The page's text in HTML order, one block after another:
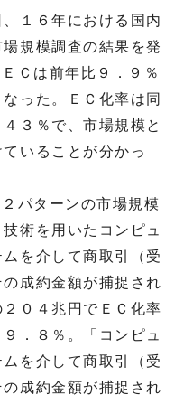
１６年における国内
規模調査の結果を発
Ｃは前年比９．９％
った。ＥＣ化率は同
３％で、市場規模と
いることが分かっ
パターンの市場規模
術を用いたコンピュ
を介して商取引（受
成約金額が捕捉され
０４兆円でＥＣ化率
．８％。「コンピュ
を介して商取引（受
成約金額が捕捉され